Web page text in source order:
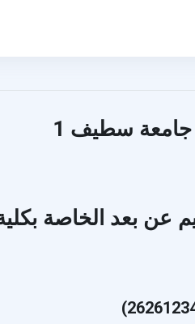
- جامعة سطيف 1
عن بعد الخاصة بكلية